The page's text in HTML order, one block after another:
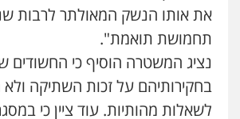
משרד עורכי דין טאי שרקי
פלילי אסירים תעבורה
0547556464
את אותו הנשק המאולתר לרבות
תחמושת תואמת".
נציג המשטרה הוסיף כי החשודים
בחקירותיהם על זכות השתיקה ולא
לשאלות מהותיות. עוד ציין כי
שני אלגרבלי – משרד
פלילי עורכי דין לענייני אסירים
0507120031